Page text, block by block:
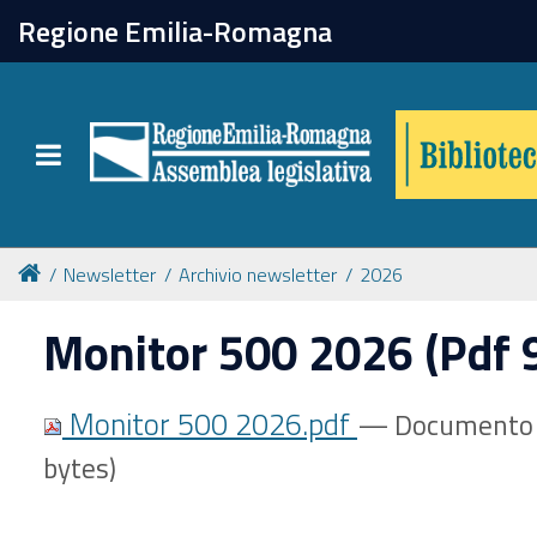
Regione Emilia-Romagna
Toggle navigation
chiudi
Catalogo online
Collezioni
Per approfondire
Appuntamenti
Newsletter Archivio newsletter 2026
Monitor 500 2026 (Pdf
Monitor 500 2026.pdf — Documento
bytes)